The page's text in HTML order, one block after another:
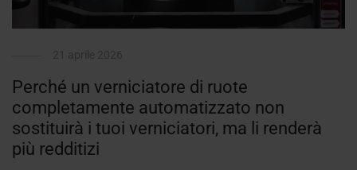
Perché un verniciatore di ruote
completamente automatizzato non
sostituirà i tuoi verniciatori, ma li renderà
più redditizi